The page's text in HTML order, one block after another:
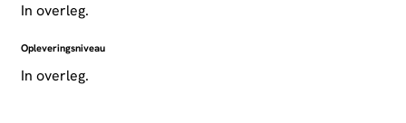
In overleg.
Opleveringsniveau
In overleg.